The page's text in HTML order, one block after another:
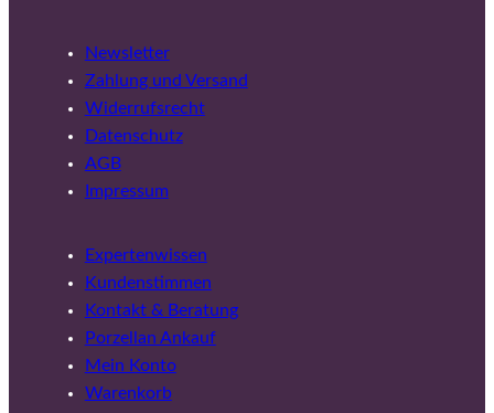
Newsletter
Zahlung und Versand
Widerrufsrecht
Datenschutz
AGB
Impressum
Expertenwissen
Kundenstimmen
Kontakt & Beratung
Porzellan Ankauf
Mein Konto
Warenkorb